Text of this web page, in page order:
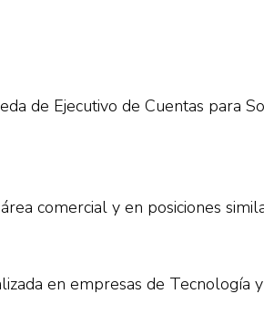
de Ejecutivo de Cuentas
comercial y en posiciones
en empresas de Tecnología